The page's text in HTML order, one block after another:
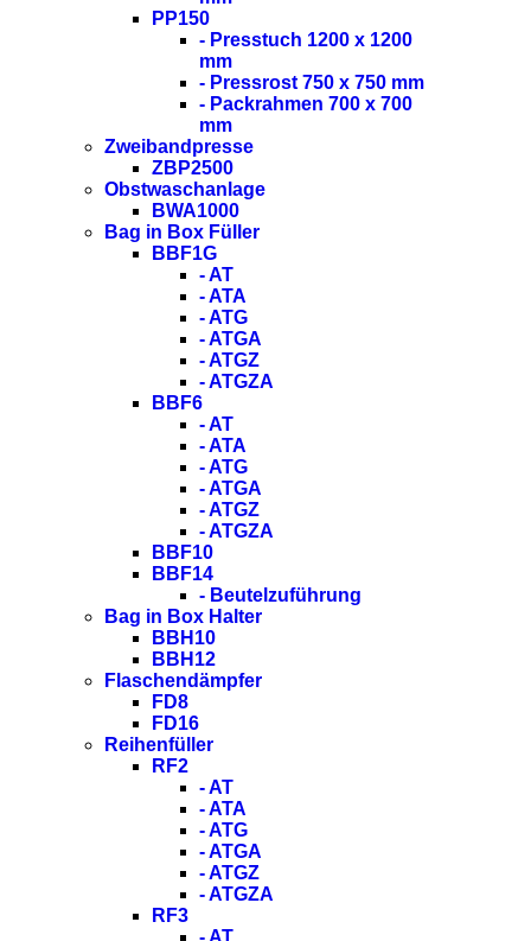
PP150
- Presstuch 1200 x 1200
mm
- Pressrost 750 x 750 mm
- Packrahmen 700 x 700
mm
Zweibandpresse
ZBP2500
Obstwaschanlage
BWA1000
Bag in Box Füller
BBF1G
- AT
- ATA
- ATG
- ATGA
- ATGZ
- ATGZA
BBF6
- AT
- ATA
- ATG
- ATGA
- ATGZ
- ATGZA
BBF10
BBF14
- Beutelzuführung
Bag in Box Halter
BBH10
BBH12
Flaschendämpfer
FD8
FD16
Reihenfüller
RF2
- AT
- ATA
- ATG
- ATGA
- ATGZ
- ATGZA
RF3
- AT